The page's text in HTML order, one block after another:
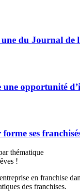
du Journal de
opportunité
ses
thématique
!
en franchise
des franchises.